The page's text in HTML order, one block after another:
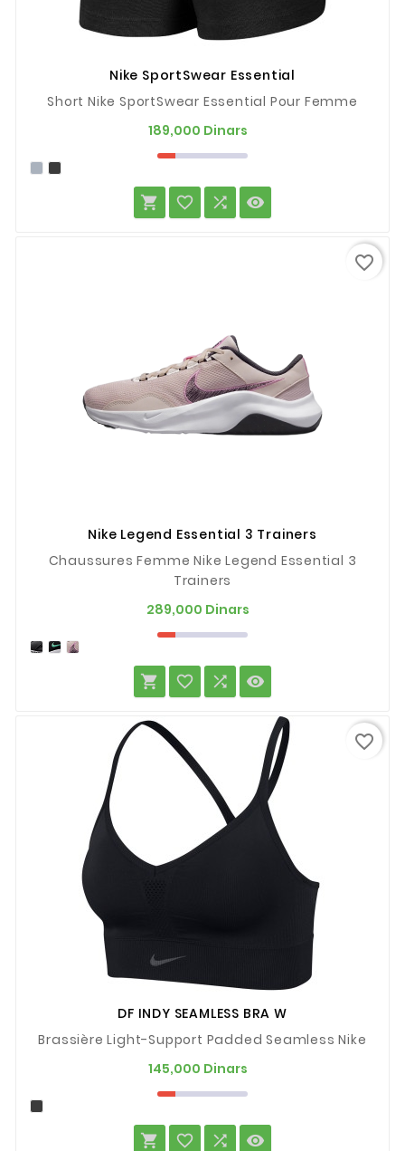
Nike SportSwear Essential
Short Nike SportSwear Essential Pour Femme
189,000 Dinars
   
Nike Legend Essential 3 Trainers
Chaussures Femme Nike Legend Essential 3
Trainers
289,000 Dinars
   
favorite_border
DF INDY SEAMLESS BRA W
Brassière Light-Support Padded Seamless Nike
145,000 Dinars
   
favorite_border